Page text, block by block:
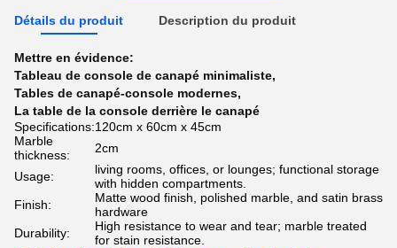
Détails du produit Description du produit
Mettre en évidence:
Tableau de console de canapé minimaliste,
Tables de canapé-console modernes,
La table de la console derrière le canapé
Specifications:120cm x 60cm x 45cm
Marble
thickness:
2cm
Usage:
living rooms, offices, or lounges; functional storage
with hidden compartments.
Finish:
Matte wood finish, polished marble, and satin brass
hardware
Durability:
High resistance to wear and tear; marble treated
for stain resistance.